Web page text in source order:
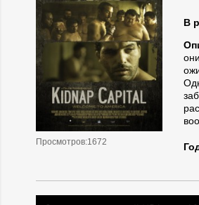
Просмотров:1672
В